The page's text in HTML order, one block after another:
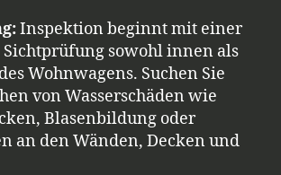
Inspektion beginnt mit einer
sowohl innen als
Wohnwagens. Suchen Sie
von Wasserschäden wie
Blasenbildung oder
an den Wänden, Decken und